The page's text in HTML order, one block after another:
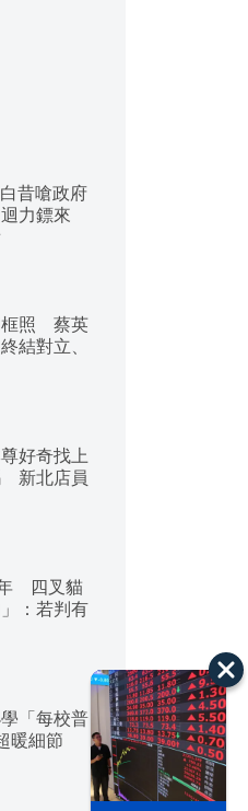
昔嗆政府
力鏢來
框照 蔡英
結對立、
好奇找上
新北店員
四叉貓
：若判有
「每校普
暖細節